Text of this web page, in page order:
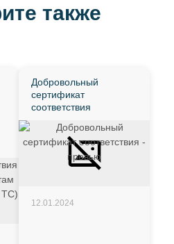
также
Добровольный
сертификат
соответствия
12.01.2024